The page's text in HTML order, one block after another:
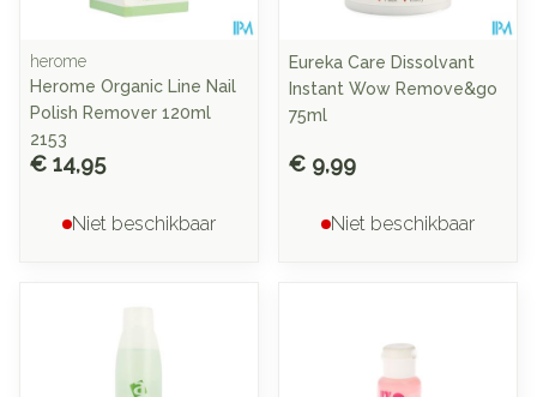
herome
Herome Organic Line Nail
Polish Remover 120ml
2153
€ 14,95
Niet beschikbaar
Eureka Care Dissolvant
Instant Wow Remove&go
75ml
€ 9,99
Niet beschikbaar